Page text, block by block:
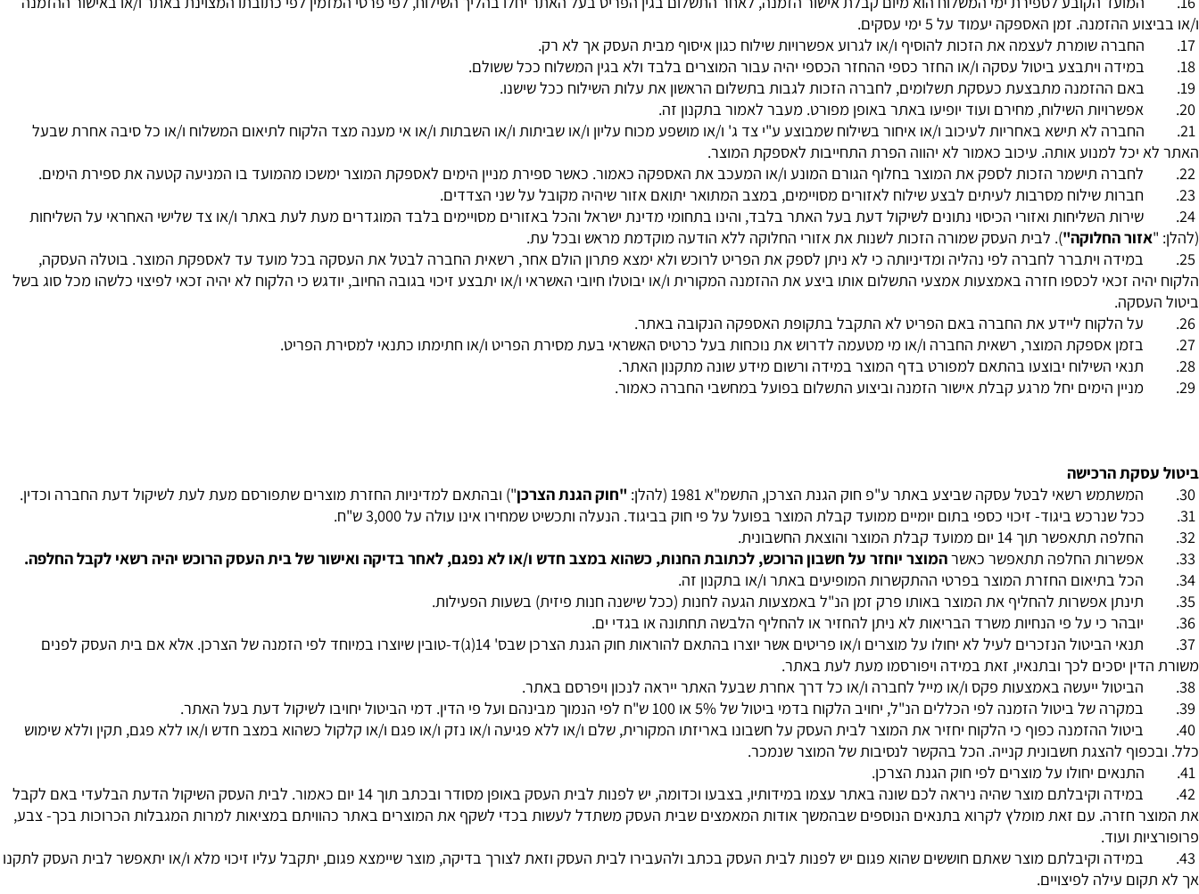
והפריטים
המועד הקובע לספירת ימי המשלוח הוא מיום קבלת אישור הזמנה, לאחר התשלום בגין הפריט בעל האתר יחלו בהליך השילוח, לפי פרטי המזמין לפי כתובתו המצוינת באתר ו/או באישור ההזמנה
ההזמנה. זמן האספקה יעמוד על 5 ימי עסקים.
החברה שומרת לעצמה את הזכות להוסיף ו/או לגרוע אפשרויות שילוח כגון איסוף מבית העסק אך לא רק.
במידה ויתבצע ביטול עסקה ו/או החזר כספי ההחזר הכספי יהיה עבור המוצרים בלבד ולא בגין המשלוח ככל ששולם.
באם ההזמנה מתבצעת כעסקת תשלומים, לחברה הזכות לגבות בתשלום הראשון את עלות השילוח ככל שישנו.
אפשרויות השילוח, מחירם ועוד יופיעו באתר באופן מפורט. מעבר לאמור בתקנון זה.
החברה לא תישא באחריות לעיכוב ו/או איחור בשילוח שמבוצע ע"י צד ג' ו/או מושפע מכוח עליון ו/או שביתות ו/או השבתות ו/או אי מענה מצד הלקוח לתיאום המשלוח ו/או כל סיבה אחרת שבעל
יכל למנוע אותה. עיכוב כאמור לא יהווה הפרת התחייבות לאספקת המוצר.
לחברה תישמר הזכות לספק את המוצר בחלוף הגורם המונע ו/או המעכב את האספקה כאמור. כאשר ספירת מניין הימים לאספקת המוצר ימשכו מהמועד בו המניעה קטעה את ספירת הימים.
חברות שילוח מסרבות לעיתים לבצע שילוח לאזורים מסויימים, במצב המתואר יתואם אזור שיהיה מקובל על שני הצדדים.
שירות השליחות ואזורי הכיסוי נתונים לשיקול דעת בעל האתר בלבד, והינו בתחומי מדינת ישראל והכל באזורים מסויימים בלבד המוגדרים מעת לעת באתר ו/או צד שלישי האחראי על השליחות
החלוקה"). לבית העסק שמורה הזכות לשנות את אזורי החלוקה ללא הודעה מוקדמת מראש ובכל עת.
במידה ויתברר לחברה לפי נהליה ומדיניותה כי לא ניתן לספק את הפריט לרוכש ולא ימצא פתרון הולם אחר, רשאית החברה לבטל את העסקה בכל מועד עד לאספקת המוצר. בוטלה העסקה,
זכאי לכספו חזרה באמצעות אמצעי התשלום אותו ביצע את ההזמנה המקורית ו/או יבוטלו חיובי האשראי ו/או יתבצע זיכוי בגובה החיוב, יודגש כי הלקוח לא יהיה זכאי לפיצוי כלשהו מכל סוג בשל
על הלקוח ליידע את החברה באם הפריט לא התקבל בתקופת האספקה הנקובה באתר.
בזמן אספקת המוצר, רשאית החברה ו/או מי מטעמה לדרוש את נוכחות בעל כרטיס האשראי בעת מסירת הפריט ו/או חתימתו כתנאי למסירת הפריט.
הרכישה
המשתמש רשאי לבטל עסקה שביצע באתר ע"פ חוק הגנת הצרכן, התשמ"א
") ובהתאם למדיניות החזרת מוצרים שתפורסם מעת לעת לשיקול דעת החברה וכדין.
ככל שנרכש ביגוד- זיכוי כספי בתום יומיים ממועד קבלת המוצר בפועל על פי חוק בביגוד. הנעלה ותכשיט שמחירו אינו עולה על 3,000 ש"ח.
החלפה תתאפשר תוך 14 יום ממועד קבלת המוצר והוצאת החשבונית.
אפשרות החלפה תתאפשר כאשרהמוצר יוחזר על חשבון הרוכש, לכתובת החנות, כשהוא במצב חדש ו/או לא נפגם, לאחר בדיקה ואישור של בית העסק הרוכש יהיה רשאי לקבל החלפה.
הכל בתיאום החזרת המוצר בפרטי ההתקשרות המופיעים באתר ו/או בתקנון זה.
תינתן אפשרות להחליף את המוצר באותו פרק זמן הנ"ל באמצעות הגעה לחנות (ככל שישנה חנות פיזית) בשעות הפעילות.
יובהר כי על פי הנחיות משרד הבריאות לא ניתן להחזיר או להחליף הלבשה תחתונה או בגדי ים.
תנאי הביטול הנזכרים לעיל לא יחולו על מוצרים ו/או פריטים אשר יוצרו בהתאם להוראות חוק הגנת הצרכן שבס'14(ג)ד-טובין שיוצרו במיוחד לפי הזמנה של הצרכן. אלא אם בית העסק לפנים
יסכים לכך ובתנאיו, זאת במידה ויפורסמו מעת לעת באתר.
הביטול ייעשה באמצעות פקס ו/או מייל לחברה ו/או כל דרך אחרת שבעל האתר ייראה לנכון ויפרסם באתר.
במקרה של ביטול הזמנה לפי הכללים הנ"ל, יחויב הלקוח בדמי ביטול של
ביטול ההזמנה כפוף כי הלקוח יחזיר את המוצר לבית העסק על חשבונו באריזתו המקורית, שלם ו/או ללא פגיעה ו/או נזק ו/או פגם ו/או קלקול כשהוא במצב חדש ו/או ללא פגם, תקין וללא שימוש
להצגת חשבונית קנייה. הכל בהקשר לנסיבות של המוצר שנמכר.
התנאים יחולו על מוצרים לפי חוק הגנת הצרכן.
במידה וקיבלתם מוצר שהיה ניראה לכם שונה באתר עצמו במידותיו, בצבעו וכדומה, יש לפנות לבית העסק באופן מסודר ובכתב תוך14יום כאמור. לבית העסק השיקול הדעת הבלעדי באם לקבל
חזרה. עם זאת מומלץ לקרוא בתנאים הנוספים שבהמשך אודות המאמצים שבית העסק משתדל לעשות בכדי לשקף את המוצרים באתר כהוויתם במציאות למרות המגבלות הכרוכות בכך- צבע,